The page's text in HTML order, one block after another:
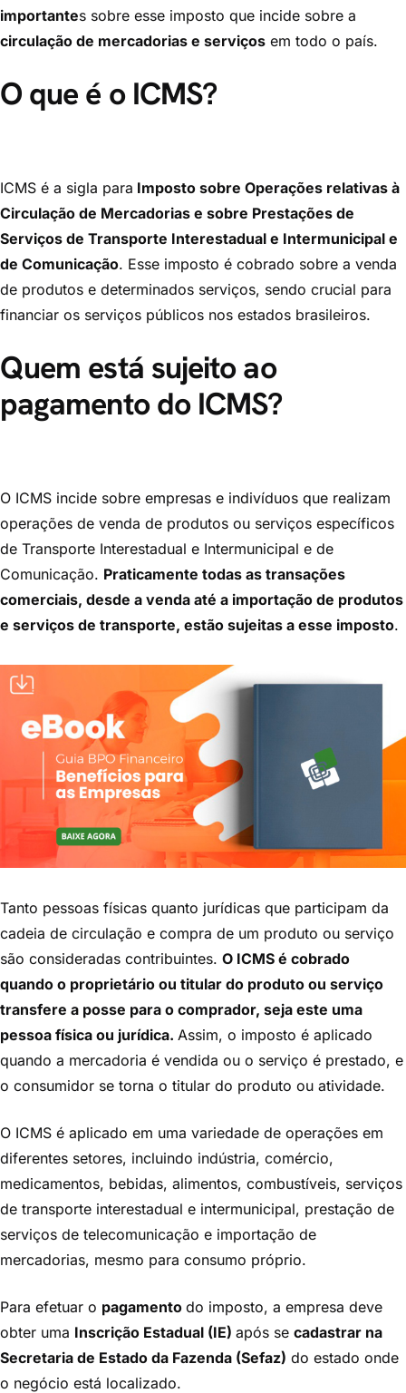
importantes sobre esse imposto que incide sobre a
circulação de mercadorias e serviços em todo o país.
O que é o ICMS?
ICMS é a sigla para Imposto sobre Operações relativas à
Circulação de Mercadorias e sobre Prestações de
Serviços de Transporte Interestadual e Intermunicipal e
de Comunicação. Esse imposto é cobrado sobre a venda
de produtos e determinados serviços, sendo crucial para
financiar os serviços públicos nos estados brasileiros.
Quem está sujeito ao
pagamento do ICMS?
O ICMS incide sobre empresas e indivíduos que realizam
operações de venda de produtos ou serviços específicos
de Transporte Interestadual e Intermunicipal e de
Comunicação. Praticamente todas as transações
comerciais, desde a venda até a importação de produtos
e serviços de transporte, estão sujeitas a esse imposto.
Tanto pessoas físicas quanto jurídicas que participam da
cadeia de circulação e compra de um produto ou serviço
são consideradas contribuintes. O ICMS é cobrado
quando o proprietário ou titular do produto ou serviço
transfere a posse para o comprador, seja este uma
pessoa física ou jurídica. Assim, o imposto é aplicado
quando a mercadoria é vendida ou o serviço é prestado, e
o consumidor se torna o titular do produto ou atividade.
O ICMS é aplicado em uma variedade de operações em
diferentes setores, incluindo indústria, comércio,
medicamentos, bebidas, alimentos, combustíveis, serviços
de transporte interestadual e intermunicipal, prestação de
serviços de telecomunicação e importação de
mercadorias, mesmo para consumo próprio.
Para efetuar o pagamento do imposto, a empresa deve
obter uma Inscrição Estadual (IE) após se cadastrar na
Secretaria de Estado da Fazenda (Sefaz) do estado onde
o negócio está localizado.